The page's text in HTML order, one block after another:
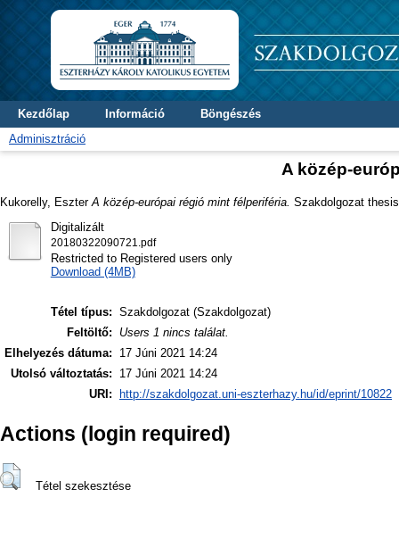
Kezdőlap Információ
Böngészés
Adminisztráció
A közép-
Kukorelly, Eszter A közép-európai régió mint félperiféria. Szakdolgozat
Digitalizált
20180322090721.pdf
Restricted to Registered users only
Download (4MB)
Tétel típus: Szakdolgozat (Szakdolgozat)
Feltöltő:
Users 1 nincs találat.
Elhelyezés dátuma:
17 Júni 2021 14:24
Utolsó változtatás:
17 Júni 2021 14:24
URI:
http://szakdolgozat.uni-eszterhazy.hu/id/eprint/10822
Actions (login required)
Tétel szekesztése